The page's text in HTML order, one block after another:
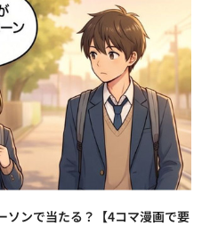
ソンで当たる？【4コマ漫画で要